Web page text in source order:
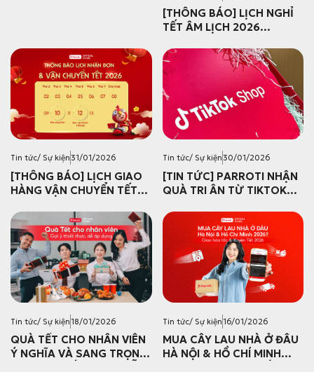
[THÔNG BÁO] LỊCH NGHỈ
TẾT ÂM LỊCH 2026
Tin tức/ Sự kiện31/01/2026
[THÔNG BÁO] LỊCH GIAO
HÀNG VẬN CHUYỂN TẾT
Tin tức/ Sự kiện30/01/2026
[TIN TỨC] PARROTI NHẬN
QUÀ TRI ÂN TỪ TIKTOK
2026
Tin tức/ Sự kiện18/01/2026
QUÀ TẾT CHO NHÂN VIÊN
Ý NGHĨA VÀ SANG TRỌNG
Tin tức/ Sự kiện16/01/2026
MUA CÂY LAU NHÀ Ở ĐÂU
HÀ NỘI & HỒ CHÍ MINH